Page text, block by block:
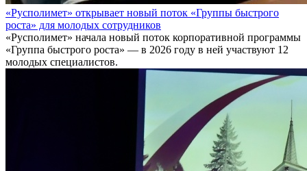
«Русполимет» открывает новый поток «Группы быстрого
роста» для молодых сотрудников
«Русполимет» начала новый поток корпоративной программы
«Группа быстрого роста» — в 2026 году в ней участвуют 12
молодых специалистов.